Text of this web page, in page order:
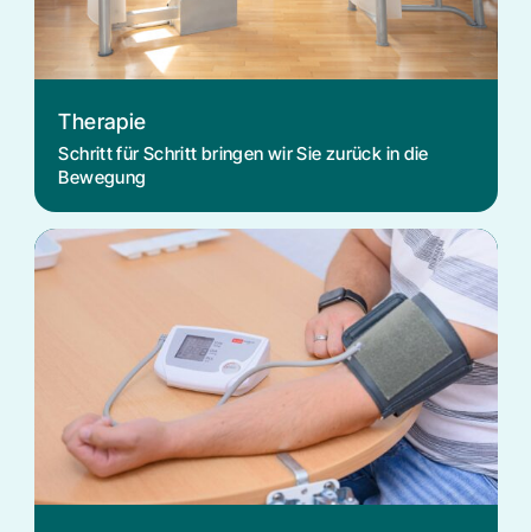
Therapie
Schritt für Schritt bringen wir Sie zurück in die
Bewegung